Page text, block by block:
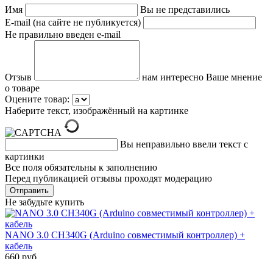
Имя
Вы не представились
E-mail (на сайте не публикуется)
Не правильно введен e-mail
Отзыв
нам интересно Ваше мнение
о товаре
Оцените товар:
Наберите текст, изображённый на картинке
Вы неправильно ввели текст с
картинки
Все поля обязательны к заполнению
Перед публикацией отзывы проходят модерацию
Не забудьте купить
NANO 3.0 CH340G (Arduino совместимый контроллер) +
кабель
660 руб.